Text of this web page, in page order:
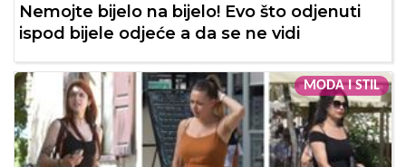
Nemojte bijelo na bijelo! Evo što odjenuti
ispod bijele odjeće a da se ne vidi
MODA I STIL